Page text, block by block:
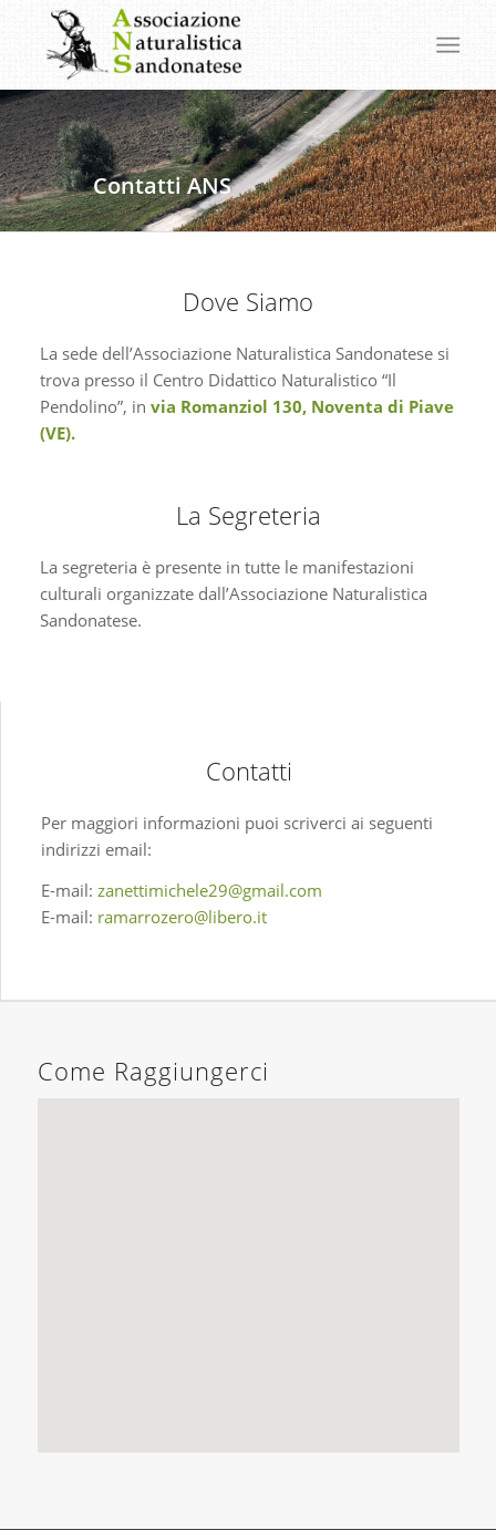
Contatti ANS
Dove Siamo
La sede dell’Associazione Naturalistica Sandonatese si
trova presso il Centro Didattico Naturalistico “Il
Pendolino”, in via Romanziol 130, Noventa di Piave
(VE).
La Segreteria
La segreteria è presente in tutte le manifestazioni
culturali organizzate dall’Associazione Naturalistica
Sandonatese.
Contatti
Per maggiori informazioni puoi scriverci ai seguenti
indirizzi email:
E-mail: zanettimichele29@gmail.com
E-mail: ramarrozero@libero.it
Come Raggiungerci